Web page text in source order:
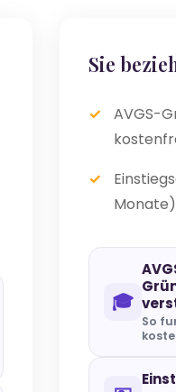
Sie
AVGS-
Monate)
🎓
So